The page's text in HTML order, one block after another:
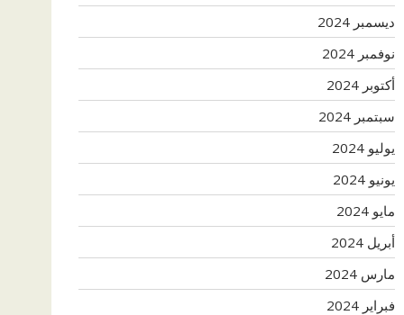
ديسمبر 2024
نوفمبر 2024
أكتوبر 2024
سبتمبر 2024
يوليو 2024
يونيو 2024
مايو 2024
أبريل 2024
مارس 2024
فبراير 2024